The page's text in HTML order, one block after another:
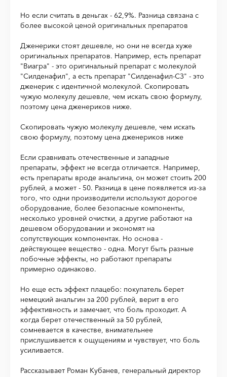
Но если считать в деньгах - 62,9%. Разница связана с
более высокой ценой оригинальных препаратов
Дженерики стоят дешевле, но они не всегда хуже
оригинальных препаратов. Например, есть препарат
"Виагра" - это оригинальный препарат с молекулой
"Силденафил", а есть препарат "Силденафил-СЗ" - это
дженерик с идентичной молекулой. Скопировать
чужую молекулу дешевле, чем искать свою формулу,
поэтому цена дженериков ниже.
Скопировать чужую молекулу дешевле, чем искать
свою формулу, поэтому цена дженериков ниже
Если сравнивать отечественные и западные
препараты, эффект не всегда отличается. Например,
есть препараты вроде анальгина, он может стоить 200
рублей, а может - 50. Разница в цене появляется из-за
того, что одни производители используют дорогое
оборудование, более безопасные компоненты,
несколько уровней очистки, а другие работают на
дешевом оборудовании и экономят на
сопутствующих компонентах. Но основа -
действующее вещество - одна. Могут быть разные
побочные эффекты, но работают препараты
примерно одинаково.
Но еще есть эффект плацебо: покупатель берет
немецкий анальгин за 200 рублей, верит в его
эффективность и замечает, что боль проходит. А
когда берет отечественный за 50 рублей,
сомневается в качестве, внимательнее
прислушивается к ощущениям и чувствует, что боль
усиливается.
Рассказывает Роман Кубанев, генеральный директор